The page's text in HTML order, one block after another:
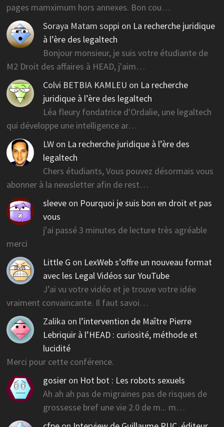
pages mamximum hors annexes. Bon cou…
Soraya Matam soppi on La recherche juridique
à l’ère des legaltech
Bonjour monsieur, je suis votre étudiante de
M2 Droit des affaires à HEAD, j'aim…
Colvi BETBIA KAMLEU on La recherche
juridique à l’ère des legaltech
Léa fleury fondatrice d'Ordalie, une legaltech
qui développe une intelligence ar…
LW on La recherche juridique à l’ère des
legaltech
Chers étudiants, Vous pouvez désormais vous
abonner à la newsletter afin de rest…
sleeve on Pourquoi je suis bon en droit et pas
vous
j'ai passé 3 minutes de lecture très agréable
merci
Little G on LexWeb s’offre un nouveau format
avec les Legal Vidéos sur YouTube
J’ai vu votre vidéo et je trouve votre idée
vraiment convaincante. Il faut savoi…
Zalika on l’intervention de Maître Pierre
Lebriquir à l’HEAD : curiosité, méthode et
lucidité
Merci pour cette conférence.
gosier on Hot bot : Les robots sexuels
Ah ah ah pas de migraines pas de risques de
grossesse bref une vie 2.0 de m... m…